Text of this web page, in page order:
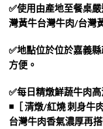
✅使用由產地至餐桌
灣黃牛台灣牛肉/台灣
✅地點位於位於嘉義
方便。
✅每日精燉鮮蔬牛肉
◾［ 清燉/紅燒 刺身牛肉
台灣牛肉香氣濃厚再